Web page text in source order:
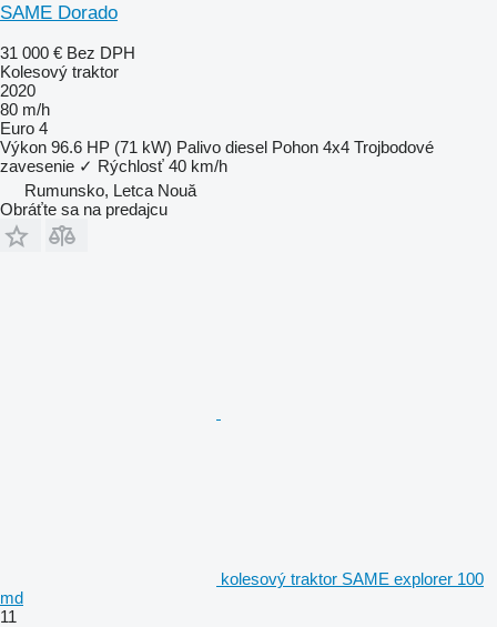
SAME Dorado
31 000 € Bez DPH
Kolesový traktor
2020
80 m/h
Euro 4
Výkon 96.6 HP (71 kW) Palivo diesel Pohon 4x4 Trojbodové
zavesenie ✓ Rýchlosť 40 km/h
Rumunsko, Letca Nouă
Obráťte sa na predajcu
kolesový traktor SAME explorer 100
md
11